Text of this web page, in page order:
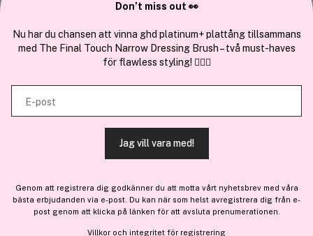
och annan information från din enhet till de sociala medier och annons-
och analysföretag som vi samarbetar med. Dessa kan i sin tur
kombinera informationen med annan information som du har
tillhandahållit eller som de har samlat in när du har använt deras
tjänster.
TILLÅT ALLA COOKIES
VISA DETALJER
En del avBrandsdal Group AS
Don’t miss out 👀
Nu har du chansen att vinna ghd platinum+ plattång tillsammans
med The Final Touch Narrow Dressing Brush – två must-haves
för flawless styling! 💇‍♀️✨
E-post
Jag vill vara med!
Genom att registrera dig godkänner du att motta vårt nyhetsbrev med våra
bästa erbjudanden via e-post. Du kan när som helst avregistrera dig från e-
post genom att klicka på länken för att avsluta prenumerationen.
Villkor och integritet för registrering